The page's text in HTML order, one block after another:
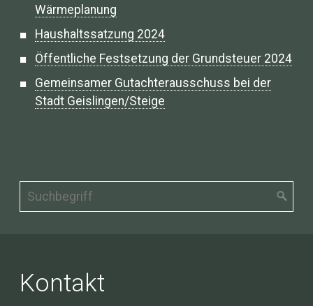
Wärmeplanung
Haushaltssatzung 2024
Öffentliche Festsetzung der Grundsteuer 2024
Gemeinsamer Gutachterausschuss bei der
Stadt Geislingen/Steige
Kontakt